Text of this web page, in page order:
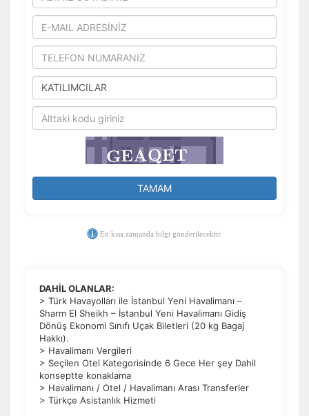
TAMAM
En kısa zamanda bilgi gönderilecektir.
DAHİL OLANLAR:
> Türk Havayolları ile İstanbul Yeni Havalimanı –
Sharm El Sheikh – İstanbul Yeni Havalimanı Gidiş
Dönüş Ekonomi Sınıfı Uçak Biletleri (20 kg Bagaj
Hakkı).
> Havalimanı Vergileri
> Seçilen Otel Kategorisinde 6 Gece Her şey Dahil
konseptte konaklama
> Havalimanı / Otel / Havalimanı Arası Transferler
> Türkçe Asistanlık Hizmeti